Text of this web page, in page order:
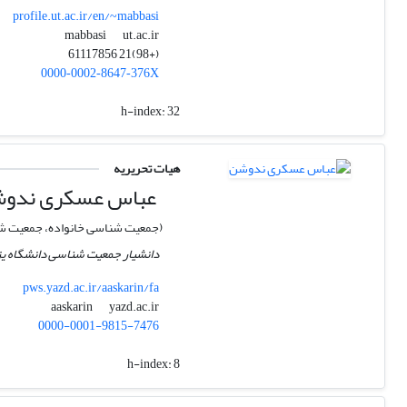
profile.ut.ac.ir/en/~mabbasi
mabbasi
ut.ac.ir
(+98)21 61117856
0000‑0002‑8647‑376X
h-index:32
هیات تحریریه
عباس عسکری
(جمعیت شناسی خانواده، جمعیت
دانشیار جمعیت شناسی دانشگاه
pws.yazd.ac.ir/aaskarin/fa
aaskarin
yazd.ac.ir
0000-0001-9815-7476
h-index:8